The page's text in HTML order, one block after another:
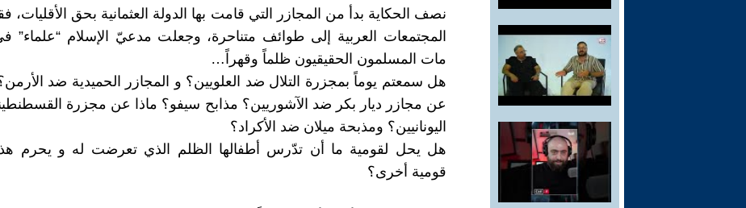
نصف الحكاية بدأ من المجازر التي قامت بها الدولة العثمانية بحق
المجتمعات العربية إلى طوائف متناحرة، وجعلت مدعيّ الإسلام “علماء”
مات المسلمون الحقيقيون ظلماً وقهراً…
هل سمعتم يوماً بمجزرة التلال ضد العلويين؟ و المجازر الحميدية ضد الأرمن؟
عن مجازر ديار بكر ضد الآشوريين؟ مذابح سيفو؟ ماذا عن مجزرة
اليونانيين؟ ومذبحة ميلان ضد الأكراد؟
هل يحل لقومية ما أن تدّرس أطفالها الظلم الذي تعرضت له و يحرم
قومية أخرى؟